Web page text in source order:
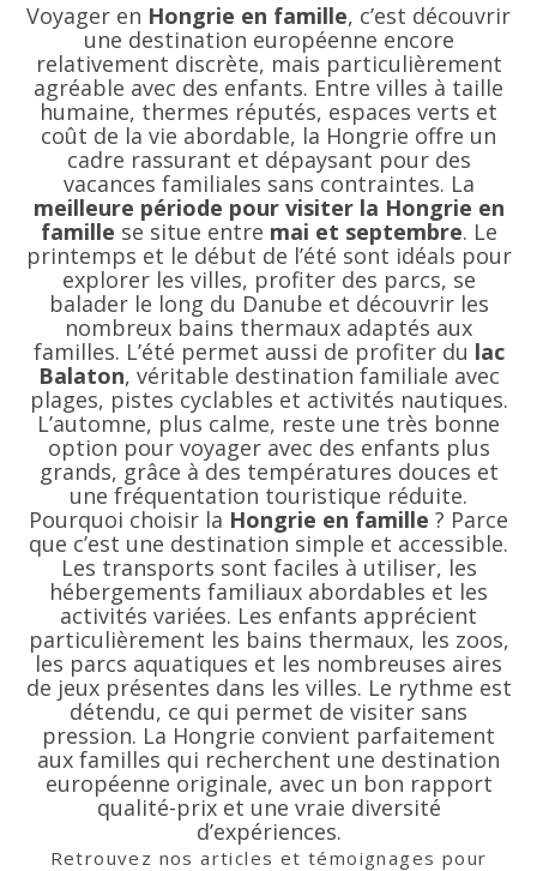
Voyager en Hongrie en famille, c’est découvrir
une destination européenne encore
relativement discrète, mais particulièrement
agréable avec des enfants. Entre villes à taille
humaine, thermes réputés, espaces verts et
coût de la vie abordable, la Hongrie offre un
cadre rassurant et dépaysant pour des
vacances familiales sans contraintes. La
meilleure période pour visiter la Hongrie en
famille se situe entre mai et septembre. Le
printemps et le début de l’été sont idéals pour
explorer les villes, profiter des parcs, se
balader le long du Danube et découvrir les
nombreux bains thermaux adaptés aux
familles. L’été permet aussi de profiter du lac
Balaton, véritable destination familiale avec
plages, pistes cyclables et activités nautiques.
L’automne, plus calme, reste une très bonne
option pour voyager avec des enfants plus
grands, grâce à des températures douces et
une fréquentation touristique réduite.
Pourquoi choisir la Hongrie en famille ? Parce
que c’est une destination simple et accessible.
Les transports sont faciles à utiliser, les
hébergements familiaux abordables et les
activités variées. Les enfants apprécient
particulièrement les bains thermaux, les zoos,
les parcs aquatiques et les nombreuses aires
de jeux présentes dans les villes. Le rythme est
détendu, ce qui permet de visiter sans
pression. La Hongrie convient parfaitement
aux familles qui recherchent une destination
européenne originale, avec un bon rapport
qualité-prix et une vraie diversité
d’expériences.
Retrouvez nos articles et témoignages pour